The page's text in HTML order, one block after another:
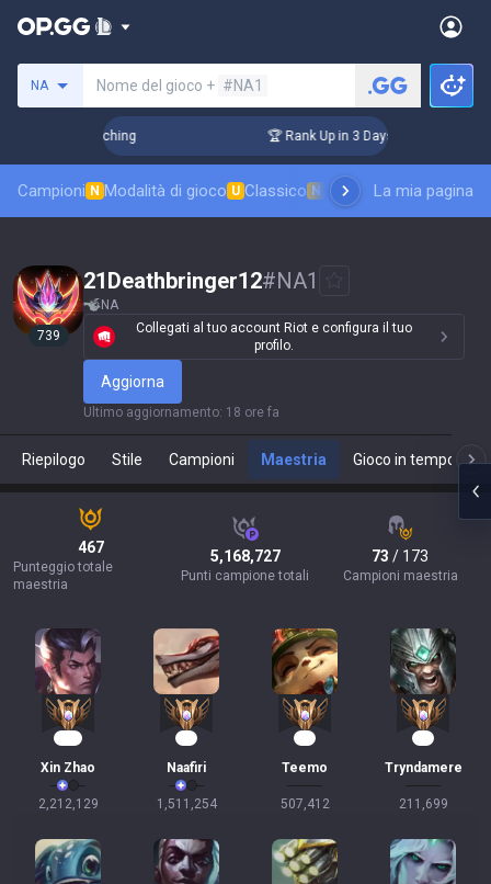
NA Nome del gioco + #NA1
Coaching 🏆 Rank Up in 3 Days! Challenger
Campioni N Modalità di gioco U Classico N Classifica skin
La mia pagina
739
21Deathbringer12#NA1
NA
Collegati al tuo account Riot e configura il tuo
profilo.
Aggiorna
Ultimo aggiornamento: 18 ore fa
Riepilogo Stile Campioni Maestria Gioco in tempo
467
Punteggio totale
maestria
5,168,727
Punti campione totali
73 / 173
Campioni maestria
Xin Zhao
2,212,129
Naafiri
1,511,254
Teemo
507,412
Tryndamere
211,699